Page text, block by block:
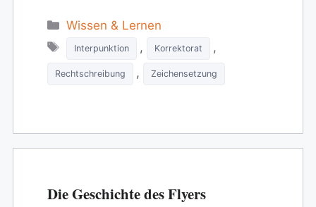
Categories
Wissen & Lernen
Tags
Interpunktion , Korrektorat ,
Rechtschreibung , Zeichensetzung
Die Geschichte des Flyers